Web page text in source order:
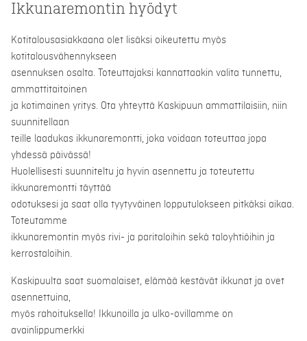
Ikkunaremontin hyödyt
Kotitalousasiakkaana olet lisäksi oikeutettu myös
kotitalousvähennykseen
asennuksen osalta. Toteuttajaksi kannattaakin valita tunnettu,
ammattitaitoinen
ja kotimainen yritys. Ota yhteyttä Kaskipuun ammattilaisiin, niin
suunnitellaan
teille laadukas ikkunaremontti, joka voidaan toteuttaa jopa
yhdessä päivässä!
Huolellisesti suunniteltu ja hyvin asennettu ja toteutettu
ikkunaremontti täyttää
odotuksesi ja saat olla tyytyväinen lopputulokseen pitkäksi aikaa.
Toteutamme
ikkunaremontin myös rivi- ja paritaloihin sekä taloyhtiöihin ja
kerrostaloihin.
Kaskipuulta saat suomalaiset, elämää kestävät ikkunat ja ovet
asennettuina,
myös rahoituksella! Ikkunoilla ja ulko-ovillamme on
avainlippumerkki